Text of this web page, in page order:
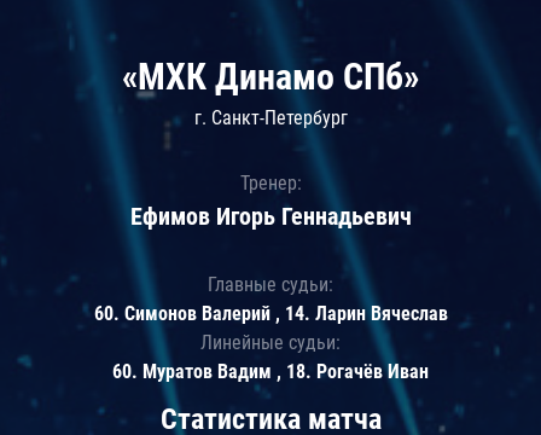
Статистика матча
«МХК Динамо СПб»
г. Санкт-Петербург
Тренер:
Ефимов Игорь Геннадьевич
Главные судьи:
60. Симонов Валерий , 14. Ларин Вячеслав
Линейные судьи:
60. Муратов Вадим , 18. Рогачёв Иван